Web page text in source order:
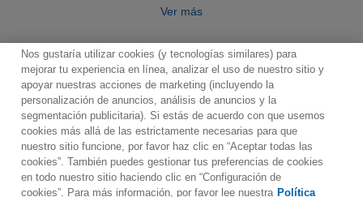
Ver más
Contacto Boletin informativo
Términos de Uso
Política de Privacidad
Mapa web
Política de cookies
Ajustes de Cookies
Nos gustaría utilizar cookies (y tecnologías similares) para
mejorar tu experiencia en línea, analizar el uso de nuestro sitio y
apoyar nuestras acciones de marketing (incluyendo la
personalización de anuncios, análisis de anuncios y la
segmentación publicitaria). Si estás de acuerdo con que usemos
cookies más allá de las estrictamente necesarias para que
nuestro sitio funcione, por favor haz clic en “Aceptar todas las
cookies”. También puedes gestionar tus preferencias de cookies
en todo nuestro sitio haciendo clic en “Configuración de
cookies”. Para más información, por favor lee nuestra Política